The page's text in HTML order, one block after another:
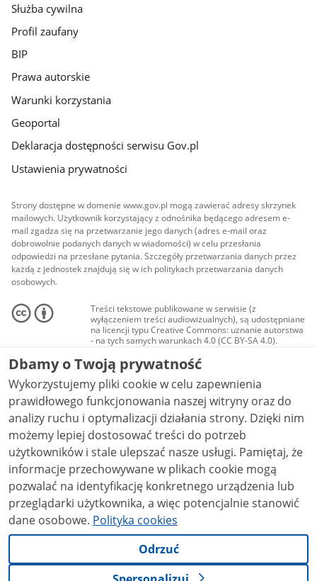
Służba cywilna
Profil zaufany
BIP
Prawa autorskie
Warunki korzystania
Geoportal
Deklaracja dostępności serwisu Gov.pl
Ustawienia prywatności
Strony dostępne w domenie www.gov.pl mogą zawierać adresy skrzynek
mailowych. Użytkownik korzystający z odnośnika będącego adresem e-
mail zgadza się na przetwarzanie jego danych (adres e-mail oraz
dobrowolnie podanych danych w wiadomości) w celu przesłania
odpowiedzi na przesłane pytania. Szczegóły przetwarzania danych przez
każdą z jednostek znajdują się w ich politykach przetwarzania danych
osobowych.
Treści tekstowe publikowane w serwisie (z
wyłączeniem treści audiowizualnych), są udostępniane
na licencji typu Creative Commons: uznanie autorstwa
- na tych samych warunkach 4.0 (CC BY-SA 4.0).
Materiały audiowizualne, w tym zdjęcia, materiały
audio i wideo, są udostępniane na licencji typu
Creative Commons: uznanie autorstwa użycie
niekomercyjne - bez utworów zależnych 4.0 (CC BY-
NC-ND 4.0), o ile nie jest to stwierdzone inaczej.
Dbamy o Twoją prywatność
Wykorzystujemy pliki cookie w celu zapewnienia
prawidłowego funkcjonowania naszej witryny oraz do
analizy ruchu i optymalizacji działania strony. Dzięki nim
możemy lepiej dostosować treści do potrzeb
użytkowników i stale ulepszać nasze usługi. Pamiętaj, że
informacje przechowywane w plikach cookie mogą
pozwalać na identyfikację konkretnego urządzenia lub
przeglądarki użytkownika, a więc potencjalnie stanowić
dane osobowe. Polityka cookies
Odrzuć